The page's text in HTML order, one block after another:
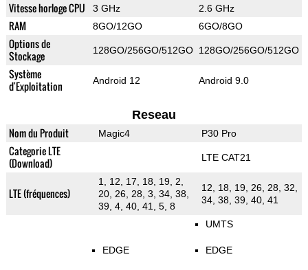
Vitesse horloge CPU 3 GHz 2.6 GHz
RAM 8GO/12GO 6GO/8GO
Options de
Stockage
128GO/256GO/512GO 128GO/256GO/512GO
Système
d'Exploitation
Android 12 Android 9.0
Reseau
Nom du Produit Magic4 P30 Pro
Categorie LTE
(Download)
LTE CAT21
LTE (fréquences)
1, 12, 17, 18, 19, 2,
20, 26, 28, 3, 34, 38,
39, 4, 40, 41, 5, 8
12, 18, 19, 26, 28, 32,
34, 38, 39, 40, 41
EDGE
UMTS
EDGE